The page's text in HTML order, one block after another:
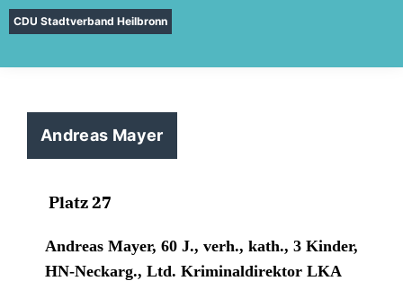
CDU Stadtverband Heilbronn
Andreas Mayer
Platz 27
Andreas Mayer, 60 J., verh., kath., 3 Kinder,
HN-Neckarg., Ltd. Kriminaldirektor LKA